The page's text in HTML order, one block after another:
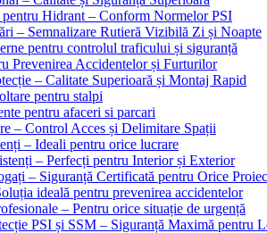
Hidrant – Conform Normelor PSI
– Semnalizare Rutieră Vizibilă Zi și Noapte
pentru controlul traficului și siguranță
Prevenirea Accidentelor și Furturilor
– Calitate Superioară și Montaj Rapid
pentru stalpi
pentru afaceri si parcari
– Control Acces și Delimitare Spații
– Ideali pentru orice lucrare
– Perfecți pentru Interior și Exterior
– Siguranță Certificată pentru Orice
ideală pentru prevenirea accidentelor
– Pentru orice situație de urgență
PSI și SSM – Siguranță Maximă pentru